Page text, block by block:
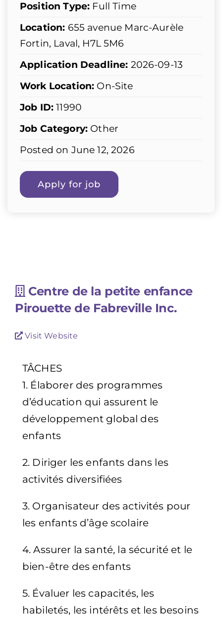
Position Type: Full Time
Location: 655 avenue Marc-Aurèle
Fortin, Laval, H7L 5M6
Application Deadline: 2026-09-13
Work Location: On-Site
Job ID: 11990
Job Category: Other
Posted on June 12, 2026
Centre de la petite enfance
Pirouette de Fabreville Inc.
Visit Website
TÂCHES
1. Élaborer des programmes
d’éducation qui assurent le
développement global des
enfants
2. Diriger les enfants dans les
activités diversifiées
3. Organisateur des activités pour
les enfants d’âge scolaire
4. Assurer la santé, la sécurité et le
bien-être des enfants
5. Évaluer les capacités, les
habiletés, les intérêts et les besoins